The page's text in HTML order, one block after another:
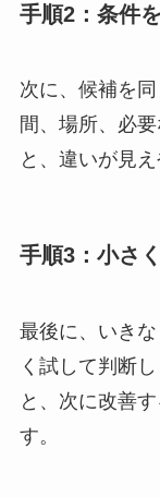
手順2：条件
次に、候補を
間、場所、必
と、違いが見え
手順3：小さ
最後に、いき
く試して判断
と、次に改善
す。